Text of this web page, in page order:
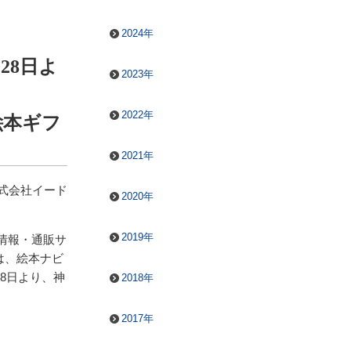
日よ
ギフ
会社イード
報・通販サ
、絵本ナビ
日より、神
2024年
2023年
2022年
2021年
2020年
2019年
2018年
2017年